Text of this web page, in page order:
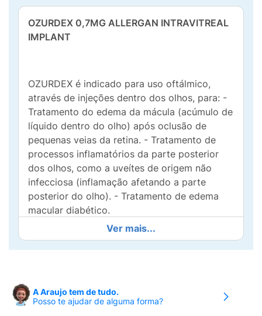
OZURDEX 0,7MG ALLERGAN INTRAVITREAL
IMPLANT
OZURDEX é indicado para uso oftálmico,
através de injeções dentro dos olhos, para: -
Tratamento do edema da mácula (acúmulo de
líquido dentro do olho) após oclusão de
pequenas veias da retina. - Tratamento de
processos inflamatórios da parte posterior
dos olhos, como a uveítes de origem não
infecciosa (inflamação afetando a parte
posterior do olho). - Tratamento de edema
macular diabético.
principalmente em doenças inflamatórias,
para ser injetado dentro do olho por médico
Ver mais...
A Araujo tem de tudo.
Posso te ajudar de alguma forma?